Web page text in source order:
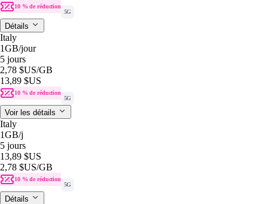
10 % de réduction
5G
Détails
Italy
1GB/jour
5 jours
2,78 $US/GB
13,89 $US
10 % de réduction
5G
Voir les détails
Italy
1GB/j
5 jours
13,89 $US
2,78 $US/GB
10 % de réduction
5G
Détails